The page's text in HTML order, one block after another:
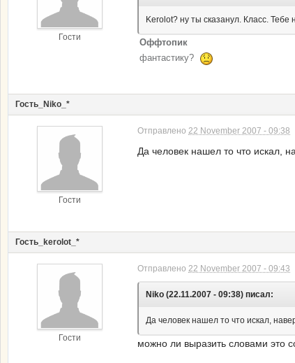
Гости
Kerolot? ну ты сказанул. Класс. Тебе
Оффтопик
фантастику?
Гость_Niko_*
Гости
Отправлено 22 November 2007 - 09:38
Да человек нашел то что искал,
Гость_kerolot_*
Гости
Отправлено 22 November 2007 - 09:43
Niko (22.11.2007 - 09:38) писал:
Да человек нашел то что искал,
можно ли выразить словами это